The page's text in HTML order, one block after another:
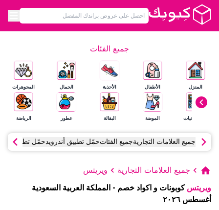
جميع الفئات
المنزل
الإلكترونيات
الأطفال
الموضة
الأحذية
البقالة
الجمال
عطور
المجوهرات
الرياضة
جميع العلامات التجاريةجميع الفئاتحمّل تطبيق أندرويدحمّل تطبيق آي
جميع العلامات التجارية ويريتس
ويريتس كوبونات و اكواد خصم -
المملكة العربية السعودية
أغسطس ٢٠٢٦